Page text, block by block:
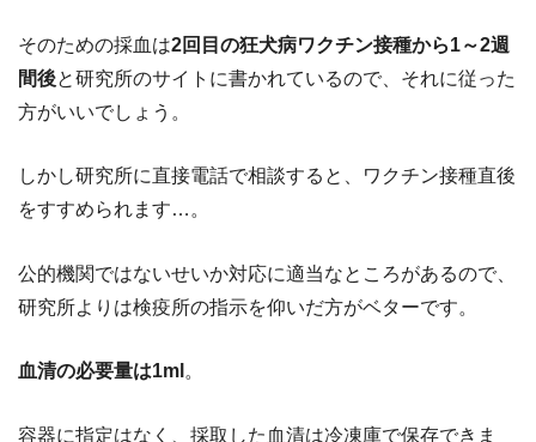
そのための採血は2回目の狂犬病ワクチン接種から1～2週
間後と研究所のサイトに書かれているので、それに従った
方がいいでしょう。
しかし研究所に直接電話で相談すると、ワクチン接種直後
をすすめられます…。
公的機関ではないせいか対応に適当なところがあるので、
研究所よりは検疫所の指示を仰いだ方がベターです。
血清の必要量は1ml 。
容器に指定はなく、採取した血清は冷凍庫で保存できま